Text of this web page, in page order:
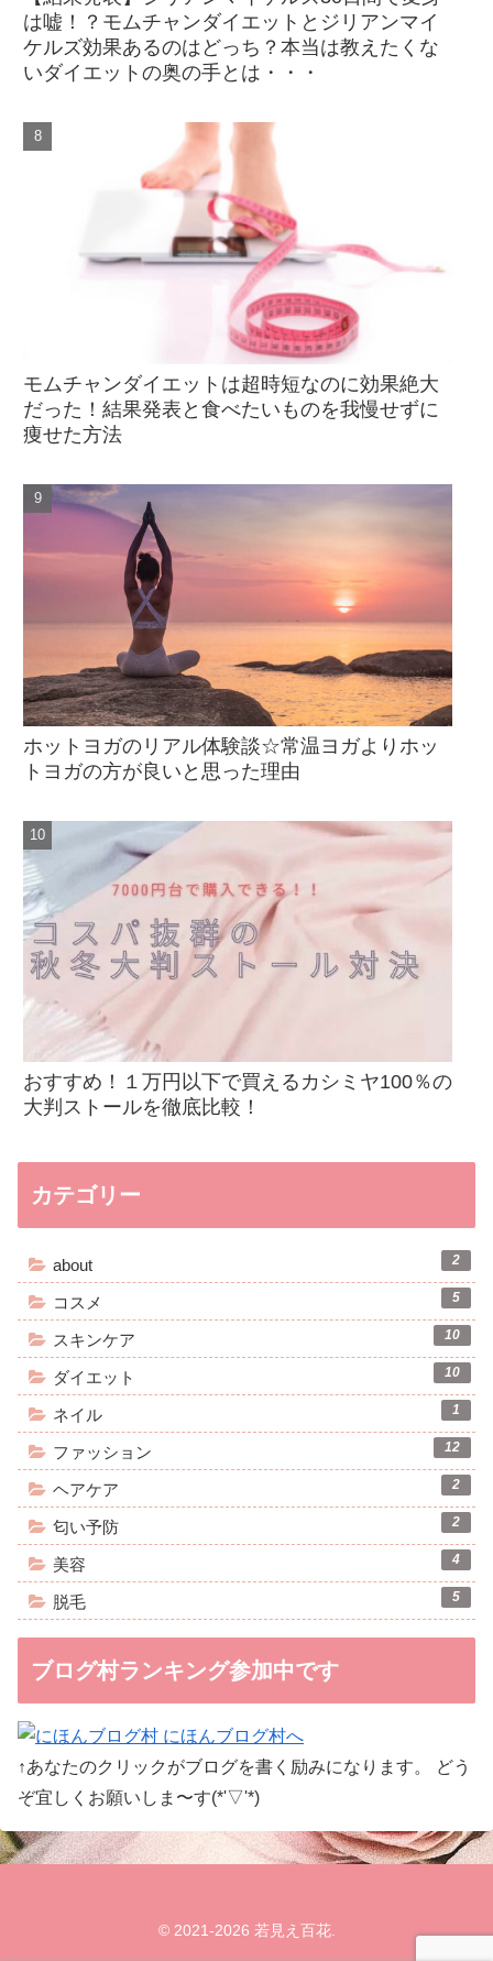
は嘘！？モムチャンダイエットとジリアンマイ
ケルズ効果あるのはどっち？本当は教えたくな
いダイエットの奥の手とは・・・
モムチャンダイエットは超時短なのに効果絶大
だった！結果発表と食べたいものを我慢せずに
痩せた方法
ホットヨガのリアル体験談☆常温ヨガよりホッ
トヨガの方が良いと思った理由
おすすめ！１万円以下で買えるカシミヤ100％の
大判ストールを徹底比較！
カテゴリー
about 2
コスメ 5
スキンケア 10
ダイエット 10
ネイル 1
ファッション 12
ヘアケア 2
匂い予防 2
美容 4
脱毛 5
ブログ村ランキング参加中です
↑あなたのクリックがブログを書く励みになります。 どう
ぞ宜しくお願いしま〜す(*'▽'*)
© 2021-2026 若見え百花.